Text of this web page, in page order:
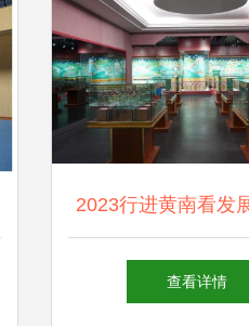
2023行进黄南看发
者走进博物馆了解历
查看详情